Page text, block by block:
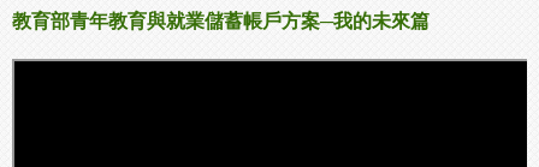
教育部青年教育與就業儲蓄帳戶方案─我的未來篇